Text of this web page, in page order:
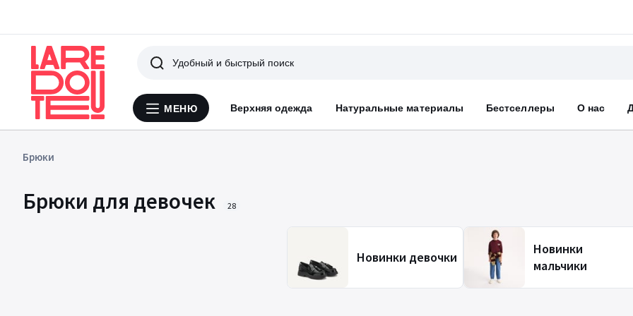
Меню
МЕНЮ Верхняя одежда Натуральные материалы Бестселлеры О нас
Поиск
Брюки
Брюки для девочек 28
Новинки девочки
Новинки
мальчики